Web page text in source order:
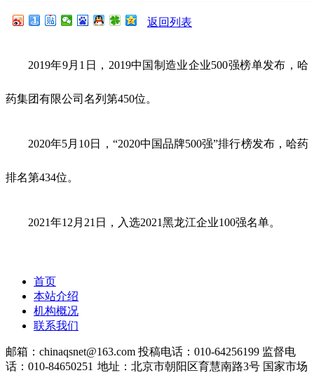
返回列表
2019年9月1日，2019中国制造业企业500强榜单发布，哈
药集团有限公司名列第450位。
2020年5月10日，“2020中国品牌500强”排行榜发布，哈药
排名第434位。
2021年12月21日，入选2021黑龙江企业100强名单。
首页
本站介绍
机构概况
联系我们
邮箱：chinaqsnet@163.com 投稿电话：010-64256199 监督电
话：010-84650251 地址：北京市朝阳区育慧南路3号 国家市场